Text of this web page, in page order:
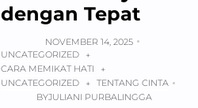
dengan Tepat
NOVEMBER 14, 2025
UNCATEGORIZED
+
CARA MEMIKAT HATI
+
UNCATEGORIZED
+ TENTANG CINTA
BYJULIANI PURBALINGGA